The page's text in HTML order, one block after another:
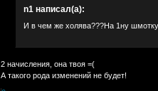
n1 написал(а):
И в чем же холява???На 1ну шмотку
2 начисления, она твоя =(
А такого рода изменений не будет!